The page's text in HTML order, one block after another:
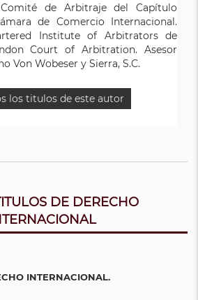
de Arbitraje del Capítulo
de Comercio Internacional.
Institute of Arbitrators de
Court of Arbitration. Asesor
Von Wobeser y Sierra, S.C.
los titulos de este autor
DE DERECHO
INTERNACIONAL.